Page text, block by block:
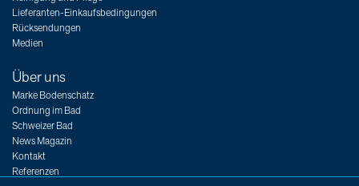
Lieferanten-Einkaufsbedingungen
Rücksendungen
Medien
Über uns
Marke Bodenschatz
Ordnung im Bad
Schweizer Bad
News Magazin
Kontakt
Referenzen